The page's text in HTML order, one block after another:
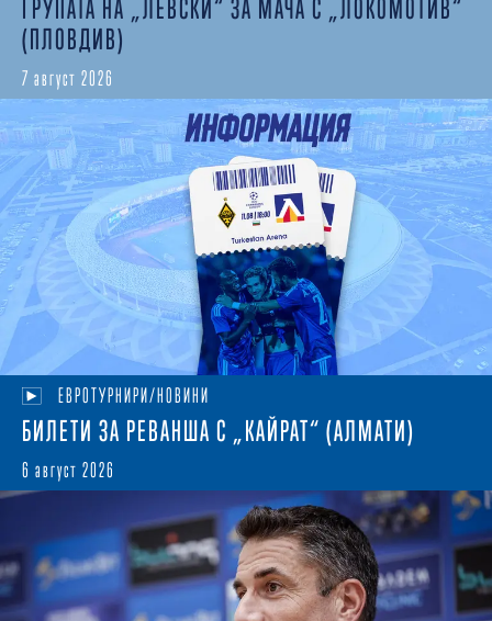
ГРУПАТА НА „ЛЕВСКИ“ ЗА МАЧА С „ЛОКОМОТИВ“
(ПЛОВДИВ)
7 август 2026
ЕВРОТУРНИРИ/НОВИНИ
БИЛЕТИ ЗА РЕВАНША С „КАЙРАТ“ (АЛМАТИ)
6 август 2026